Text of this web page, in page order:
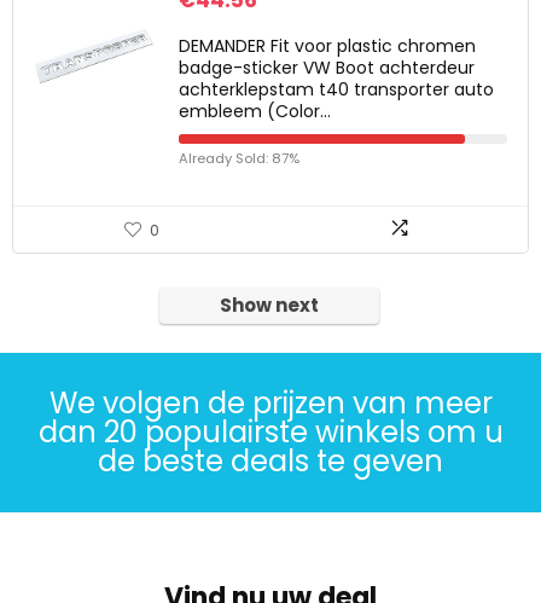
DEMANDER Fit voor plastic chromen
badge-sticker VW Boot achterdeur
achterklepstam t40 transporter auto
embleem (Color…
Already Sold: 87%
0
Show next
We volgen de prijzen van meer
dan 20 populairste winkels om u
de beste deals te geven